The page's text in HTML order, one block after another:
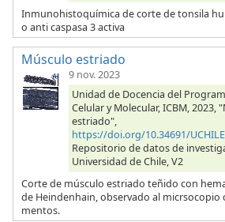
Inmunohistoquímica de corte de tonsila
o anti caspasa 3 activa
Músculo estriado
9 nov. 2023
Unidad de Docencia del
Celular y Molecular, ICBM, 2023,
estriado",
https://doi.org/10.34691/
Repositorio de datos de
Universidad de Chile, V2
Corte de músculo estriado teñido con
de Heindenhain, observado al micrsocopio
mentos.